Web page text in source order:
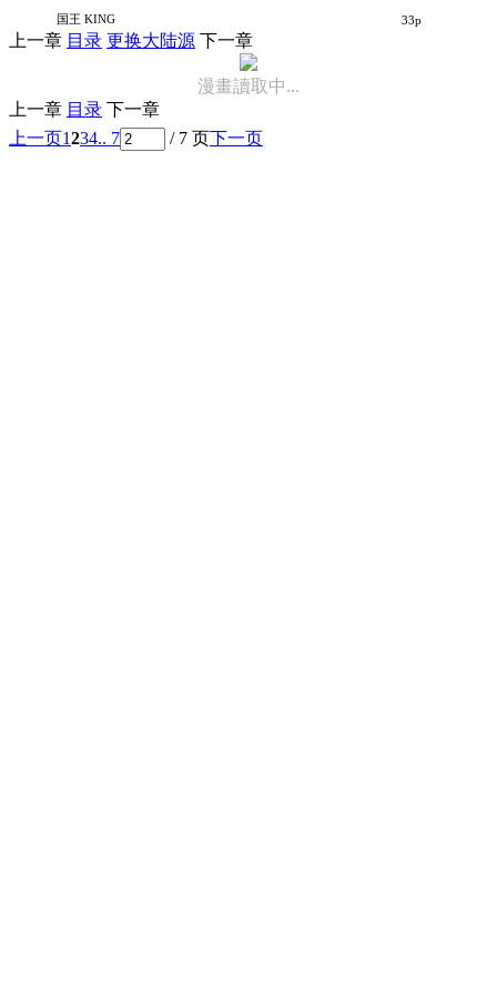
国王 KING 33p
上一章 目录 更换大陆源 下一章
漫畫讀取中...
上一章 目录 下一章
上一页1234.. 7 / 7 页下一页